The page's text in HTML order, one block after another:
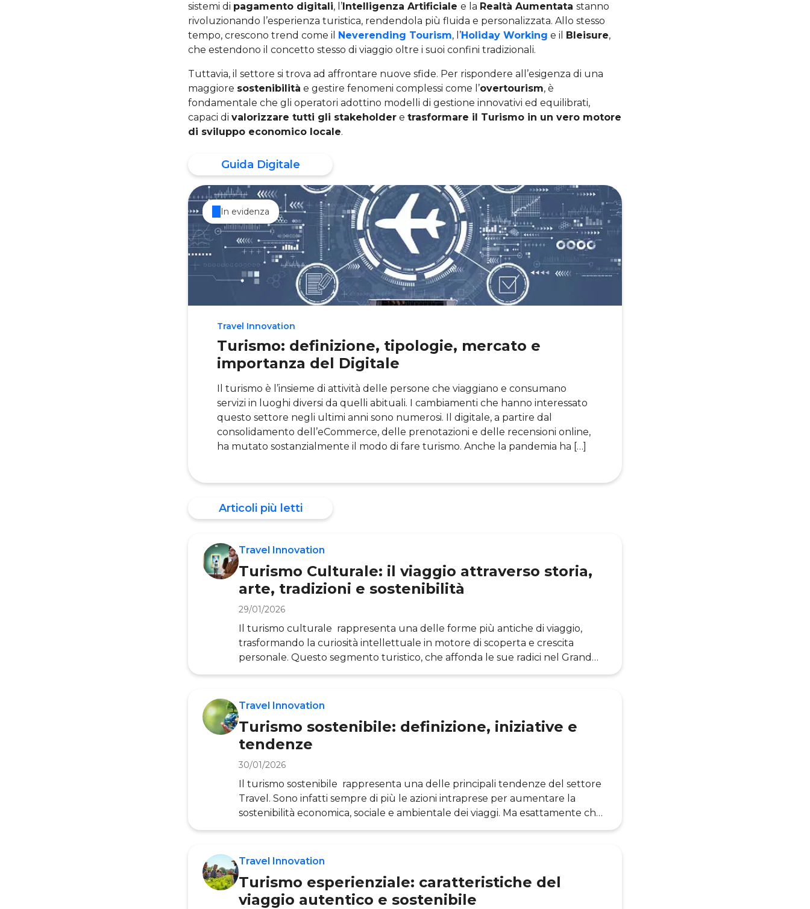
sistemi di pagamento digitali, l’Intelligenza Artificiale e la Realtà Aumentata stanno
rivoluzionando l’esperienza turistica, rendendola più fluida e personalizzata. Allo stesso
tempo, crescono trend come il Neverending Tourism, l’Holiday Working e il Bleisure,
che estendono il concetto stesso di viaggio oltre i suoi confini tradizionali.
Tuttavia, il settore si trova ad affrontare nuove sfide. Per rispondere all’esigenza di una
maggiore sostenibilità e gestire fenomeni complessi come l’overtourism, è
fondamentale che gli operatori adottino modelli di gestione innovativi ed equilibrati,
capaci di valorizzare tutti gli stakeholder e trasformare il Turismo in un vero motore
di sviluppo economico locale.
Guida Digitale
Travel Innovation
Turismo: definizione, tipologie, mercato e
importanza del Digitale
Il turismo è l’insieme di attività delle persone che viaggiano e consumano
servizi in luoghi diversi da quelli abituali. I cambiamenti che hanno interessato
questo settore negli ultimi anni sono numerosi. Il digitale, a partire dal
consolidamento dell’eCommerce, delle prenotazioni e delle recensioni online,
ha mutato sostanzialmente il modo di fare turismo. Anche la pandemia ha […]
In evidenza
Articoli più letti
Travel Innovation
Turismo Culturale: il viaggio attraverso storia,
arte, tradizioni e sostenibilità
29/01/2026
Il turismo culturale rappresenta una delle forme più antiche di viaggio,
trasformando la curiosità intellettuale in motore di scoperta e crescita
personale. Questo segmento turistico, che affonda le sue radici nel Grand
Tour del XVIII secolo, ha subito una profonda evoluzione, diventando oggi
per la preservazione e valorizzazione del patrimonio culturale dell’umanità.
Travel Innovation
Turismo sostenibile: definizione, iniziative e
tendenze
30/01/2026
Il turismo sostenibile rappresenta una delle principali tendenze del settore
Travel. Sono infatti sempre di più le azioni intraprese per aumentare la
sostenibilità economica, sociale e ambientale dei viaggi. Ma esattamente che
cos’è il turismo sostenibile e come è possibile applicarlo ? Scopriamolo in
dell’Osservatorio Business Travel della POLIMI School of Management, da
Travel Innovation
Turismo esperienziale: caratteristiche del
viaggio autentico e sostenibile